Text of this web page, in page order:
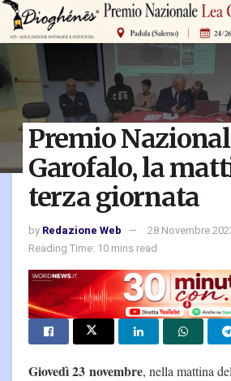
Premio
Garofalo, la
terza giornata
by Redazione Web
28 Novembre
Reading Time: 10 mins read
Giovedì 23 novembre, nella mattina